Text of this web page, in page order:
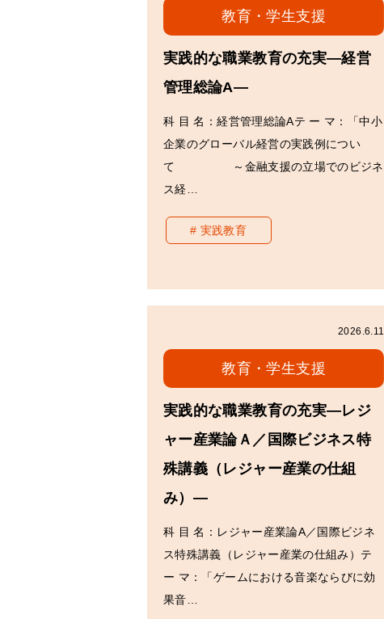
教育・学生支援
実践的な職業教育の充実―経営
管理総論A―
科 目 名：経営管理総論Aテ ー マ：「中小
企業のグローバル経営の実践例につい
て ～金融支援の立場でのビジネ
ス経…
実践教育
2026.6.11
教育・学生支援
実践的な職業教育の充実―レジ
ャー産業論Ａ／国際ビジネス特
殊講義（レジャー産業の仕組
み）―
科 目 名：レジャー産業論A／国際ビジネ
ス特殊講義（レジャー産業の仕組み）テ
ー マ：「ゲームにおける音楽ならびに効
果音…